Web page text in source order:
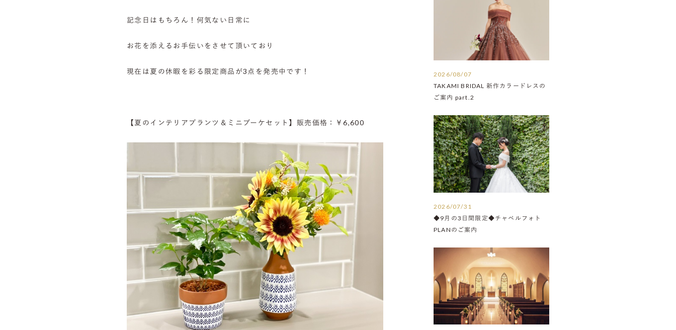
記念日はもちろん！何気ない日常に
お花を添えるお手伝いをさせて頂いており
現在は夏の休暇を彩る限定商品が3点を発売中です！
【夏のインテリアプランツ＆ミニブーケセット】 販売価格：￥6,600
2026/08/07
TAKAMI BRIDAL 新作カラードレスの
ご案内 part.2
2026/07/31
◆9月の3日間限定◆チャペルフォト
PLANのご案内